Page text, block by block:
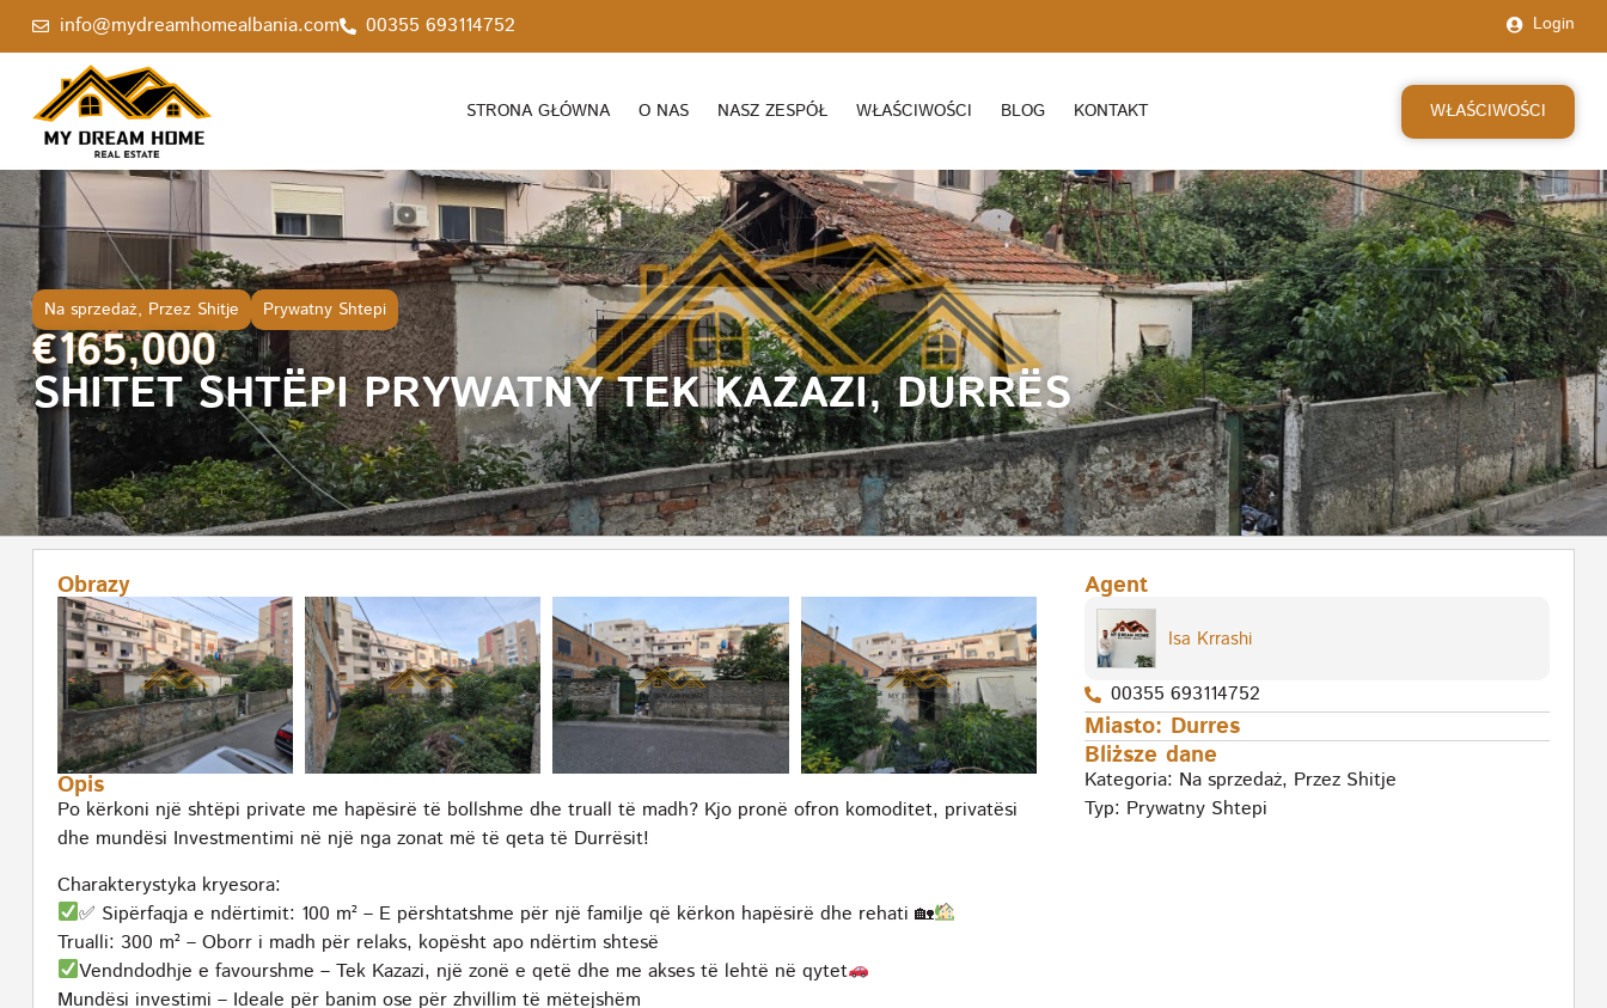
info@mydreamhomealbania.com 00355 693114752 Login
STRONA GŁÓWNA O NAS NASZ ZESPÓŁ WŁAŚCIWOŚCI BLOG KONTAKT WŁAŚCIWOŚCI
Na sprzedaż, Przez Shitje Prywatny Shtepi
€165,000
SHITET SHTËPI PRYWATNY TEK KAZAZI, DURRËS
Obrazy
Opis
Po kërkoni një shtëpi private me hapësirë të bollshme dhe truall të madh? Kjo pronë ofron komoditet, privatësi
dhe mundësi Investmentimi në një nga zonat më të qeta të Durrësit!
Charakterystyka kryesora:
✅ Sipërfaqja e ndërtimit: 100 m² – E përshtatshme për një familje që kërkon hapësirë dhe rehati 🏡
Trualli: 300 m² – Oborr i madh për relaks, kopësht apo ndërtim shtesë
Vendndodhje e favourshme – Tek Kazazi, një zonë e qetë dhe me akses të lehtë në qytet
Mundësi investimi – Ideale për banim ose për zhvillim të mëtejshëm
Agent
Isa Krrashi
00355 693114752
Miasto: Durres
Bliższe dane
Kategoria: Na sprzedaż, Przez Shitje
Typ: Prywatny Shtepi